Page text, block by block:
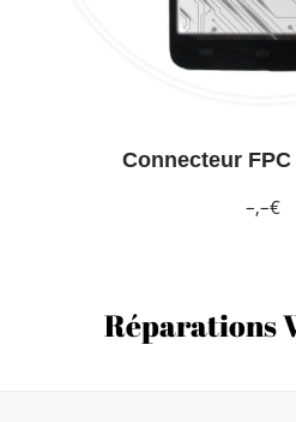
Connecteur
–,–€
Réparations